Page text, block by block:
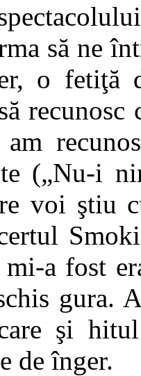
să ne
o fetiţă
recunosc
(„Nu-i
voi ştiu
a fost
gura.
şi
de înger.